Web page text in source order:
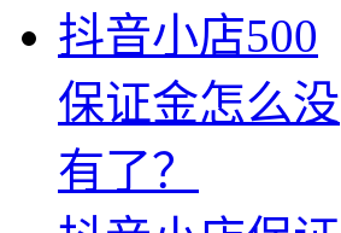
抖音小店500
保证金怎么没
有了？